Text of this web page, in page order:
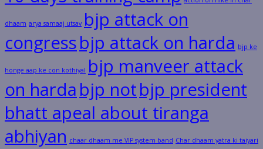
dhaam arya samaaj utsav bjp attack on
congressbjp attack on harda bjp ke
honge aap ke con kothiyal bjp manveer attack
on harda bjp notbjp president
bhatt apeal about tiranga
abhiyan chaar dhaam me VIP system band Char dhaam yatra ki taiyari